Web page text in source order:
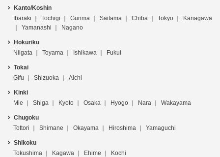
Kanto/Koshin
Ibaraki
Tochigi Gunma Saitama Chiba Tokyo
Kanagawa
Yamanashi
Nagano
Hokuriku
Niigata
Toyama Ishikawa Fukui
Tokai
Gifu
Shizuoka Aichi
Kinki
Mie
Shiga Kyoto Osaka Hyogo Nara Wakayama
Chugoku
Tottori
Shimane Okayama Hiroshima Yamaguchi
Shikoku
Tokushima
Kagawa Ehime Kochi